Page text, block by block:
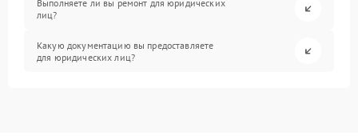
Выполняете ли вы ремонт для юридических
лиц?
Какую документацию вы предоставляете
для юридических лиц?